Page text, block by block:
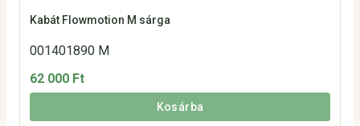
Kabát Flowmotion M sárga
001401890 M
62 000 Ft
Kosárba